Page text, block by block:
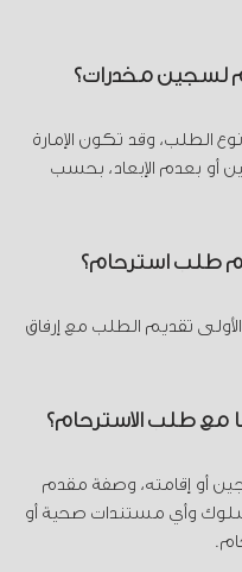
لسجين مخدرات؟
الطلب، وقد تكون الإمارة
أو بعدم الإبعاد، بحسب
طلب استرحام؟
تقديم الطلب مع إرفاق
مع طلب الاسترحام؟
أو إقامته، وصفة مقدم
وأي مستندات صحية أو